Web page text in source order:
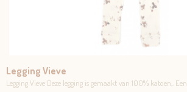
Legging Vieve
Legging Vieve Deze legging is gemaakt van 100% katoen,. Een…